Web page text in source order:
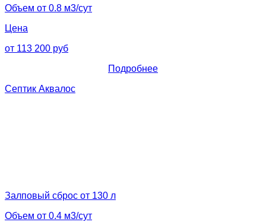
Объем от 0.8 м3/сут
Цена
от 113 200 руб
Подробнее
Септик Аквалос
Залповый сброс от 130 л
Объем от 0.4 м3/сут